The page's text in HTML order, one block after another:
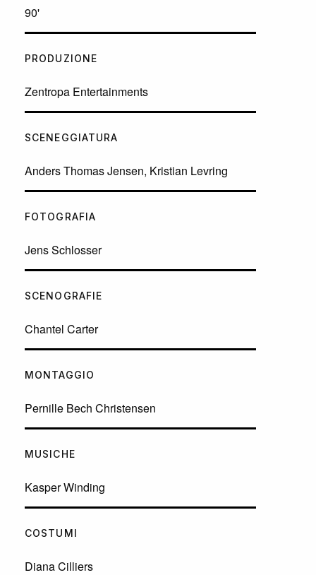
90'
PRODUZIONE
Zentropa Entertainments
SCENEGGIATURA
Anders Thomas Jensen, Kristian Levring
FOTOGRAFIA
Jens Schlosser
SCENOGRAFIE
Chantel Carter
MONTAGGIO
Pernille Bech Christensen
MUSICHE
Kasper Winding
COSTUMI
Diana Cilliers